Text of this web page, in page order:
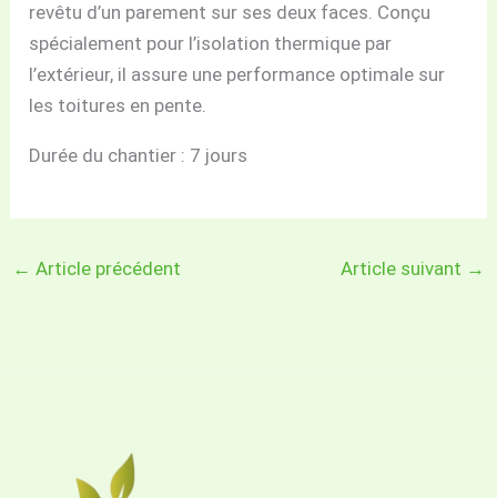
revêtu d’un parement sur ses deux faces. Conçu
spécialement pour l’isolation thermique par
l’extérieur, il assure une performance optimale sur
les toitures en pente.
Durée du chantier : 7 jours
← Article précédent Article suivant →